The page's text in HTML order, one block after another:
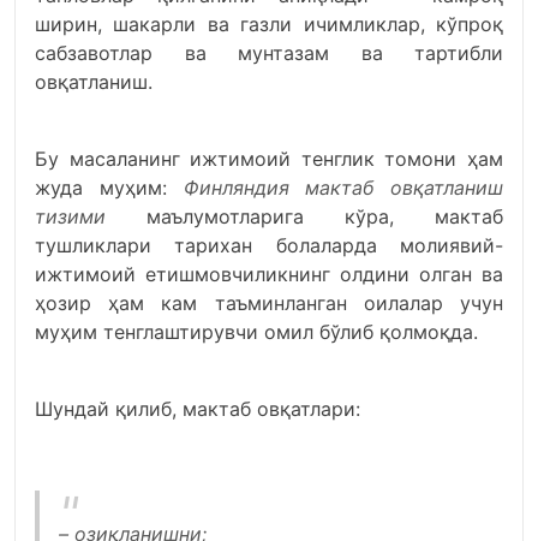
ширин, шакарли ва газли ичимликлар, кўпроқ
сабзавотлар ва мунтазам ва тартибли
овқатланиш.
Бу масаланинг ижтимоий тенглик томони ҳам
жуда муҳим: Финляндия мактаб овқатланиш
тизими маълумотларига кўра, мактаб
тушликлари тарихан болаларда молиявий-
ижтимоий етишмовчиликнинг олдини олган ва
ҳозир ҳам кам таъминланган оилалар учун
муҳим тенглаштирувчи омил бўлиб қолмоқда.
Шундай қилиб, мактаб овқатлари:
– озиқланишни;